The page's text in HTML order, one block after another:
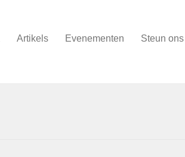
Artikels Evenementen Steun ons